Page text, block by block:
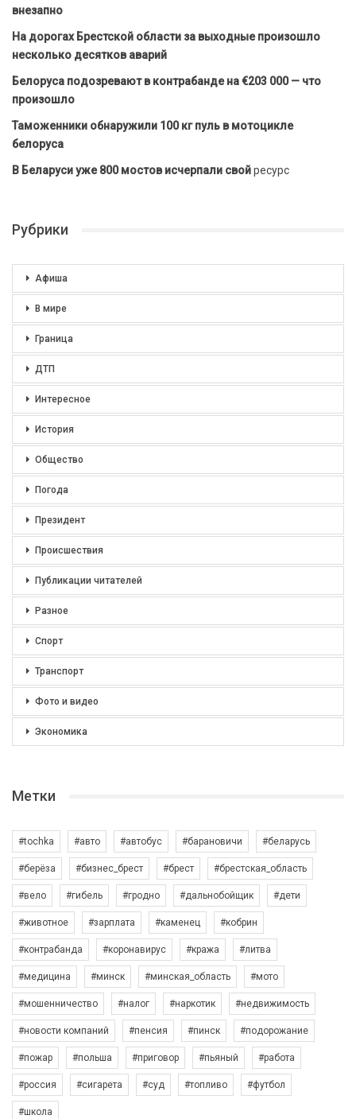
внезапно
На дорогах Брестской области за выходные произошло
несколько десятков аварий
Белоруса подозревают в контрабанде на €203 000 — что
произошло
Таможенники обнаружили 100 кг пуль в мотоцикле
белоруса
В Беларуси уже 800 мостов исчерпали свойресурс
Рубрики
Афиша
В мире
Граница
ДТП
Интересное
История
Общество
Погода
Президент
Происшествия
Публикации читателей
Разное
Спорт
Транспорт
Фото и видео
Экономика
Метки
#tochka #авто #автобус #барановичи #беларусь
#берёза #бизнес_брест #брест #брестская_область
#вело #гибель #гродно #дальнобойщик #дети
#животное #зарплата #каменец #кобрин
#контрабанда #коронавирус #кража #литва
#медицина #минск #минская_область #мото
#мошенничество #налог #наркотик #недвижимость
#новости компаний #пенсия #пинск #подорожание
#пожар #польша #приговор #пьяный #работа
#россия #сигарета #суд #топливо #футбол
#школа